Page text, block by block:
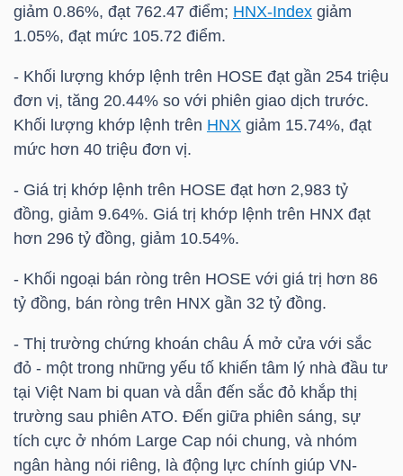
giảm 0.86%, đạt 762.47 điểm; HNX-Index giảm
1.05%, đạt mức 105.72 điểm.
- Khối lượng khớp lệnh trên HOSE đạt gần 254 triệu
đơn vị, tăng 20.44% so với phiên giao dịch trước.
Khối lượng khớp lệnh trên HNX giảm 15.74%, đạt
mức hơn 40 triệu đơn vị.
- Giá trị khớp lệnh trên HOSE đạt hơn 2,983 tỷ
đồng, giảm 9.64%. Giá trị khớp lệnh trên HNX đạt
hơn 296 tỷ đồng, giảm 10.54%.
- Khối ngoại bán ròng trên HOSE với giá trị hơn 86
tỷ đồng, bán ròng trên HNX gần 32 tỷ đồng.
- Thị trường chứng khoán châu Á mở cửa với sắc
đỏ - một trong những yếu tố khiến tâm lý nhà đầu tư
tại Việt Nam bi quan và dẫn đến sắc đỏ khắp thị
trường sau phiên ATO. Đến giữa phiên sáng, sự
tích cực ở nhóm Large Cap nói chung, và nhóm
ngân hàng nói riêng, là động lực chính giúp VN-
KINH
TẾ
THẾ
GIỚI
ĐÔNG
TÀI
CHÍNH
CÁ